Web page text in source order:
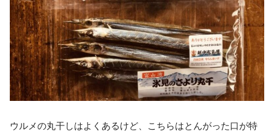
ウルメの丸干しはよくあるけど、こちらはとんがった口が特